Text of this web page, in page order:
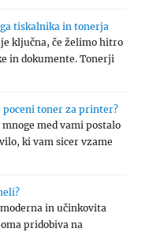
tiskalnika in tonerja
ključna, če želimo hitro
in dokumente. Tonerji
toner za printer?
med vami postalo
ki vam sicer vzame
in učinkovita
pridobiva na